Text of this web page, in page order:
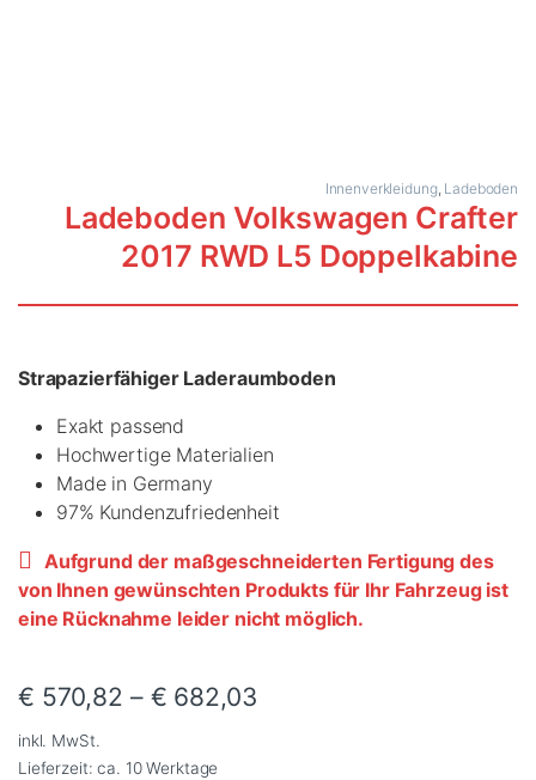
Made in Germany
97% Kundenzufriedenheit
Aufgrund der maßgeschneiderten Fertigung des
von Ihnen gewünschten Produkts für Ihr Fahrzeug ist
570,82–€682,03
inkl. MwSt.
Lieferzeit:ca. 10 Werktage
Schiebetür
Ladeboden Volkswagen Crafter 2017 RWD L5 Doppelkabine